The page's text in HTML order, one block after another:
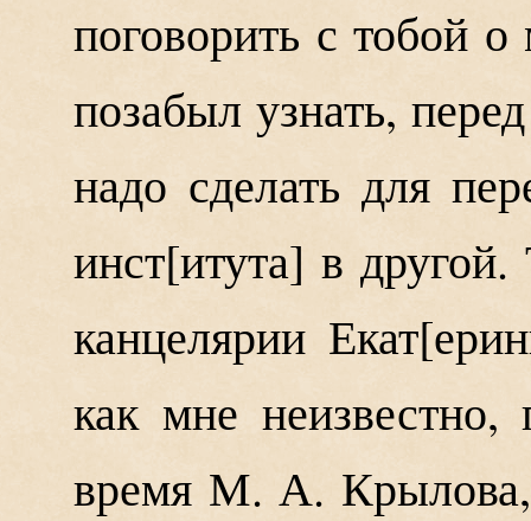
поговорить с тобой
позабыл узнать,
надо сделать для
инст итута в
канцелярии Екат
как мне неизвестно,
время М. А. Крылова,